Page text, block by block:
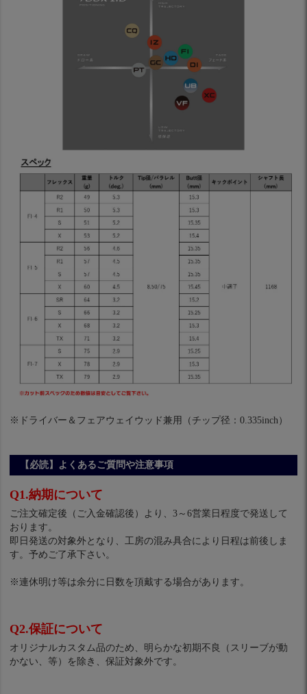
※ドライバー＆フェアウェイウッド兼用（チップ径：0.335inch）
【必読】よくあるご質問や注意事項
Q1.納期について
ご注文確定後（ご入金確認後）より、3～6営業日程度で発送して
おります。
即日発送の対象外となり、工房の混み具合により日程は前後しま
す。予めご了承下さい。
※連休明け等は余分に日数を頂戴する場合があります。
Q2.保証について
オリジナルカスタム品のため、明らかな初期不良（スリーブが動
かない、等）を除き、保証対象外です。